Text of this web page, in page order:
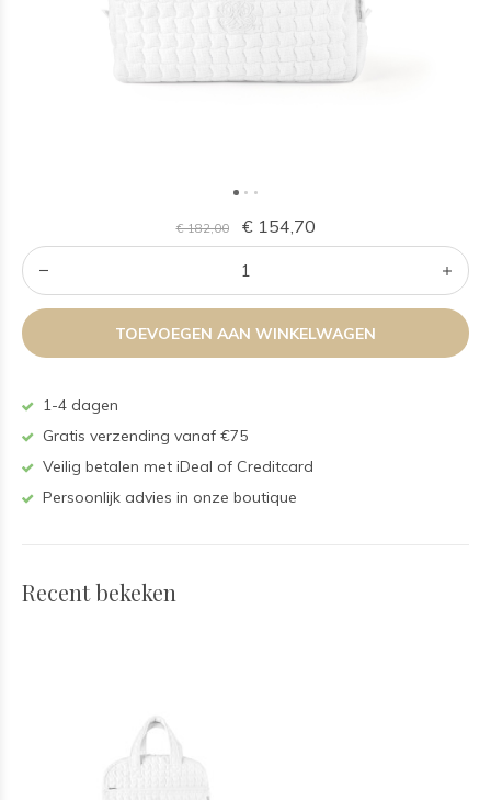
€ 182,00 € 154,70
TOEVOEGEN AAN WINKELWAGEN
1-4 dagen
Gratis verzending vanaf €75
Veilig betalen met iDeal of Creditcard
Persoonlijk advies in onze boutique
Recent bekeken